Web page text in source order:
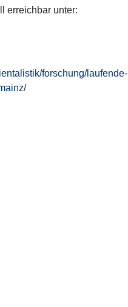
erreichbar unter:
forschung/laufende-